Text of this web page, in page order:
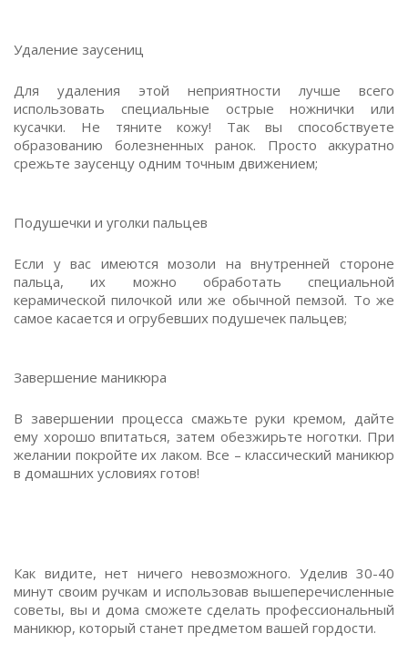
Удаление заусениц
Для удаления этой неприятности лучше всего
использовать специальные острые ножнички или
кусачки. Не тяните кожу! Так вы способствуете
образованию болезненных ранок. Просто аккуратно
срежьте заусенцу одним точным движением;
Подушечки и уголки пальцев
Если у вас имеются мозоли на внутренней стороне
пальца, их можно обработать специальной
керамической пилочкой или же обычной пемзой. То же
самое касается и огрубевших подушечек пальцев;
Завершение маникюра
В завершении процесса смажьте руки кремом, дайте
ему хорошо впитаться, затем обезжирьте ноготки. При
желании покройте их лаком. Все – классический маникюр
в домашних условиях готов!
Как видите, нет ничего невозможного. Уделив 30-40
минут своим ручкам и использовав вышеперечисленные
советы, вы и дома сможете сделать профессиональный
маникюр, который станет предметом вашей гордости.